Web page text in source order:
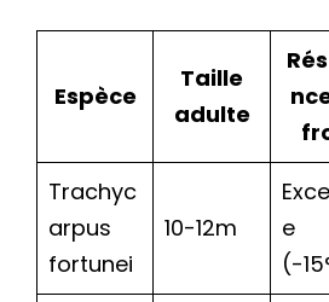
Espèce
Taille
adulte
Trachyc
arpus
fortunei
10-12m
e
(-